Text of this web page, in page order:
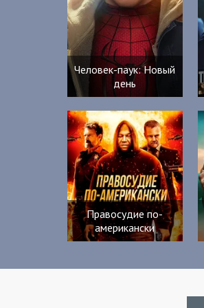
Человек-паук: Новый
день
Правосудие по-
американски